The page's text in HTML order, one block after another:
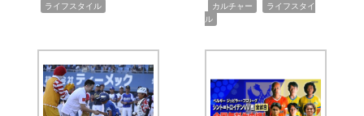
ライフスタイル カルチャー
ライフスタイ
ル